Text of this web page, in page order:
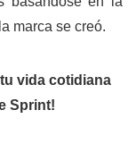
marca se creó.
vida cotidiana
Sprint!